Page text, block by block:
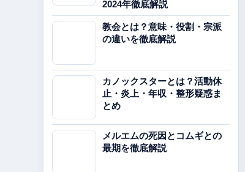
2024年徹底解説
教会とは？意味・役割・宗派
の違いを徹底解説
カノックスターとは？活動休
止・炎上・年収・整形疑惑ま
とめ
メルエムの死因とコムギとの
最期を徹底解説